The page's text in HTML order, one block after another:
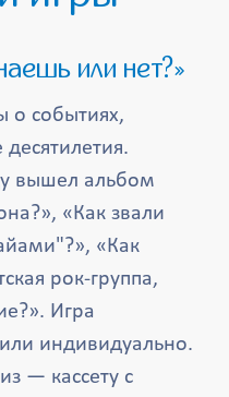
или нет?»
о событиях,
вышел альбом
«Как звали
«Как
рок-группа,
Игра
индивидуально.
— кассету с